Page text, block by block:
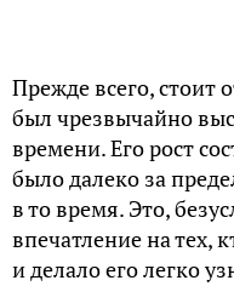
Прежде всего, стоит
был чрезвычайно
времени. Его рост
было далеко за
в то время. Это,
впечатление на тех,
и делало его легко